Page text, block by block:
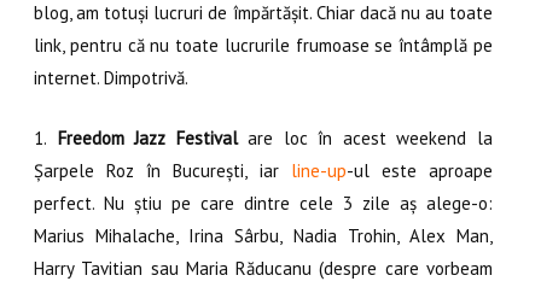
blog, am totuși lucruri de împărtășit. Chiar dacă nu au toate
link, pentru că nu toate lucrurile frumoase se întâmplă pe
internet. Dimpotrivă.
1. Freedom Jazz Festivalare loc în acest weekend la
Șarpele Roz în București, iar line-up-ul este aproape
perfect. Nu știu pe care dintre cele 3 zile aș alege-o:
Marius Mihalache, Irina Sârbu, Nadia Trohin, Alex Man,
Harry Tavitian sau Maria Răducanu (despre care vorbeam